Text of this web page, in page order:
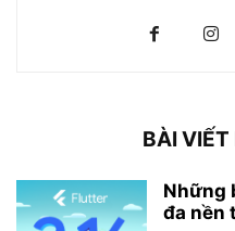
BÀI VIẾT
Những
đa nền